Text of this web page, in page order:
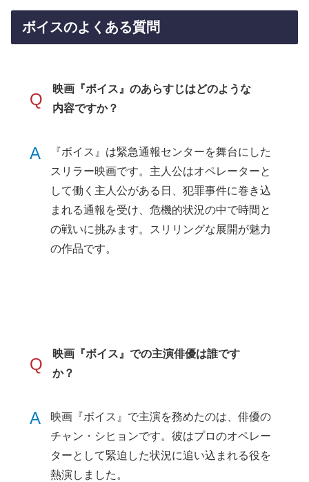
ボイスのよくある質問
Q
映画『ボイス』のあらすじはどのような
内容ですか？
A
『ボイス』は緊急通報センターを舞台にした
スリラー映画です。主人公はオペレーターと
して働く主人公がある日、犯罪事件に巻き込
まれる通報を受け、危機的状況の中で時間と
の戦いに挑みます。スリリングな展開が魅力
の作品です。
Q
映画『ボイス』での主演俳優は誰です
か？
A
映画『ボイス』で主演を務めたのは、俳優の
チャン・シヒョンです。彼はプロのオペレー
ターとして緊迫した状況に追い込まれる役を
熱演しました。